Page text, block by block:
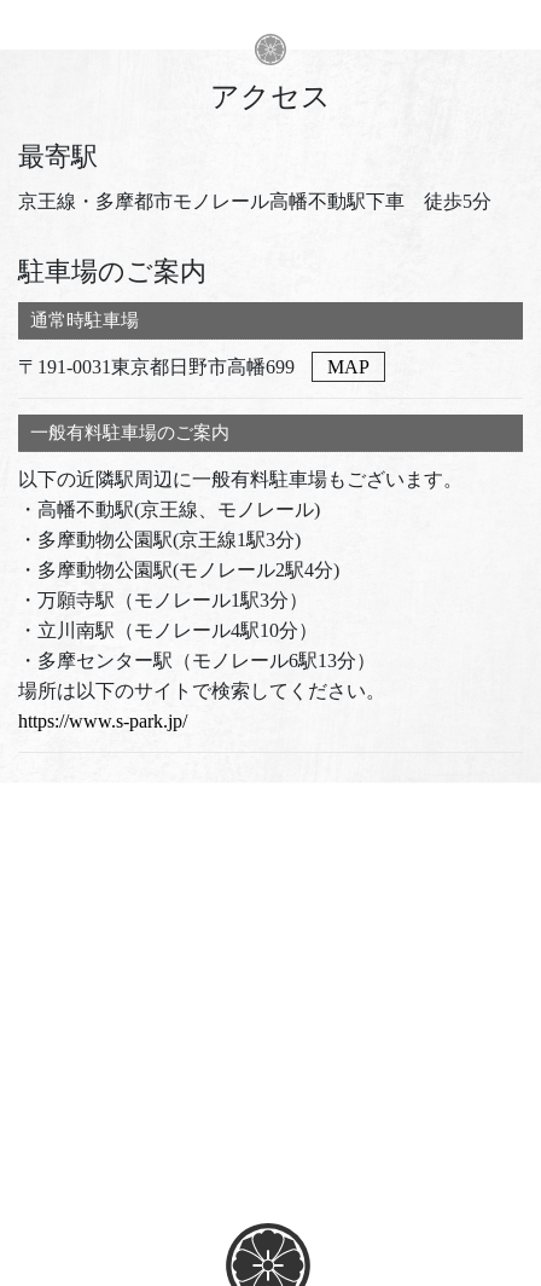
アクセス
最寄駅
京王線・多摩都市モノレール高幡不動駅下車 徒歩5分
駐車場のご案内
通常時駐車場
〒191-0031東京都日野市高幡699 MAP
一般有料駐車場のご案内
以下の近隣駅周辺に一般有料駐車場もございます。
・高幡不動駅(京王線、モノレール)
・多摩動物公園駅(京王線1駅3分)
・多摩動物公園駅(モノレール2駅4分)
・万願寺駅（モノレール1駅3分）
・立川南駅（モノレール4駅10分）
・多摩センター駅（モノレール6駅13分）
場所は以下のサイトで検索してください。
https://www.s-park.jp/